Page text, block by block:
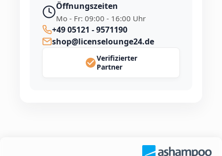
Öffnungszeiten
Mo - Fr: 09:00 - 16:00 Uhr
+49 05121 - 9571190
shop@licenselounge24.de
Verifizierter
Partner